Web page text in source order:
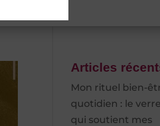
Articles
Mon rituel bien-
quotidien : le
qui soutient mes